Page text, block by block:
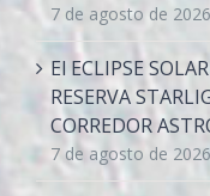
7 de agosto de 2026
El ECLIPSE
RESERVA
CORREDOR
7 de agosto de 2026